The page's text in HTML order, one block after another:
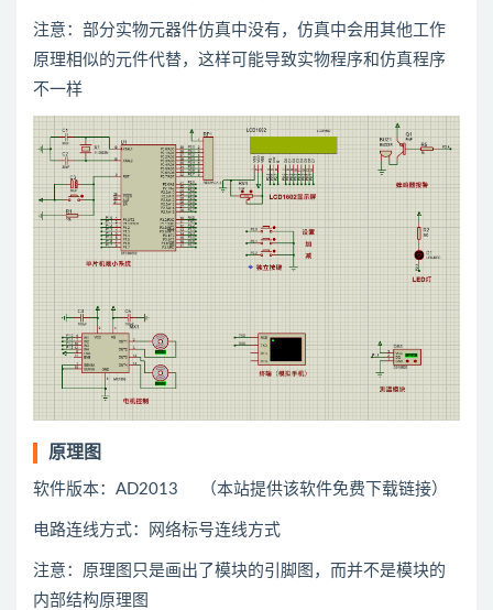
注意：部分实物元器件仿真中没有，仿真中会用其他工作
原理相似的元件代替，这样可能导致实物程序和仿真程序
不一样
原理图
软件版本：AD2013 （本站提供该软件免费下载链接）
电路连线方式：网络标号连线方式
注意：原理图只是画出了模块的引脚图，而并不是模块的
内部结构原理图